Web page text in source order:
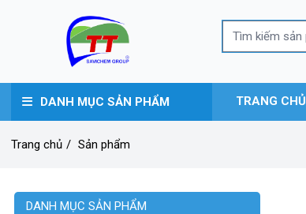
DANH MỤC SẢN PHẨM TRANG CHỦ
Trang chủ / Sản phẩm
DANH MỤC SẢN PHẨM